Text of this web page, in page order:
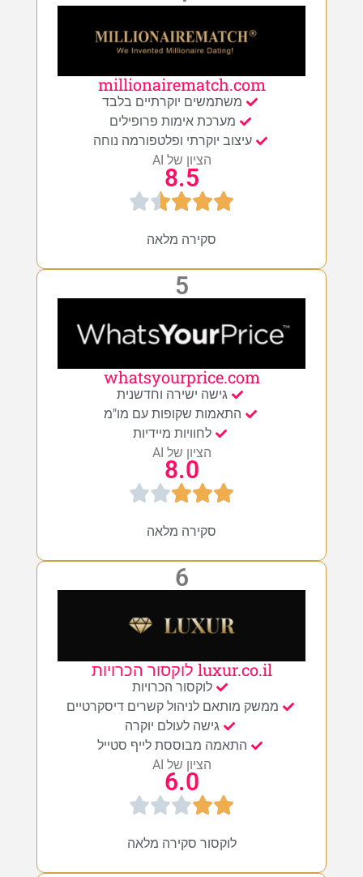
הציון של AI
millionairematch.com
משתמשים יוקרתיים בלבד
מערכת אימות פרופילים
עיצוב יוקרתי ופלטפורמה נוחה
סקירה מלאה
הציון של AI
whatsyourprice.com
גישה ישירה וחדשנית
התאמות שקופות עם מו"מ
לחוויות מיידיות
סקירה מלאה
הציון של AI
luxur.co.il לוקסור הכרויות
לוקסור הכרויות
ממשק מותאם לניהול קשרים דיסקרטיים
גישה לעולם יוקרה
התאמה מבוססת לייף סטייל
לוקסור סקירה מלאה